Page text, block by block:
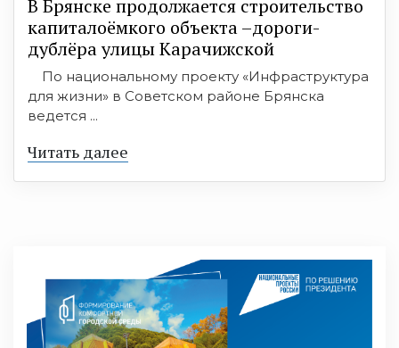
В Брянске продолжается строительство
капиталоёмкого объекта –дороги-
дублёра улицы Карачижской
По национальному проекту «Инфраструктура
для жизни» в Советском районе Брянска
ведется ...
Читать далее